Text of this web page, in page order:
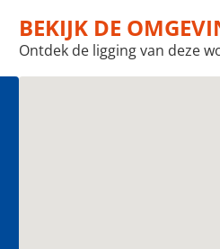
BEKIJK DE
Ontdek de ligging van deze